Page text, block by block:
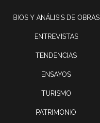
BIOS Y ANÁLISIS DE OBRAS
ENTREVISTAS
TENDENCIAS
ENSAYOS
TURISMO
PATRIMONIO